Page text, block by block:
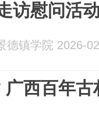
访慰问活
德镇学院 2026-
广西百年古